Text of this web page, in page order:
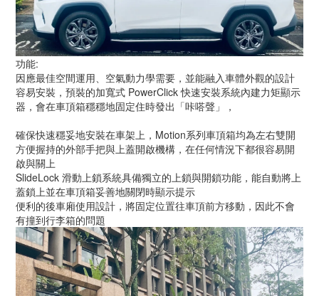
功能:
因應最佳空間運用、空氣動力學需要，並能融入車體外觀的設計
容易安裝，預裝的加寬式 PowerClick 快速安裝系統內建力矩顯示
器，會在車頂箱穩穩地固定住時發出「咔嗒聲」，
確保快速穩妥地安裝在車架上，Motion系列車頂箱均為左右雙開
方便握持的外部手把與上蓋開啟機構，在任何情況下都很容易開
啟與關上
SlideLock 滑動上鎖系統具備獨立的上鎖與開鎖功能，能自動將上
蓋鎖上並在車頂箱妥善地關閉時顯示提示
便利的後車廂使用設計，將固定位置往車頂前方移動，因此不會
有撞到行李箱的問題